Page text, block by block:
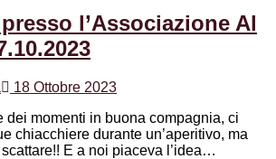
l’Associazione Al
18 Ottobre 2023
dei momenti in buona compagnia, ci
chiacchiere durante un’aperitivo, ma
E a noi piaceva l’idea…